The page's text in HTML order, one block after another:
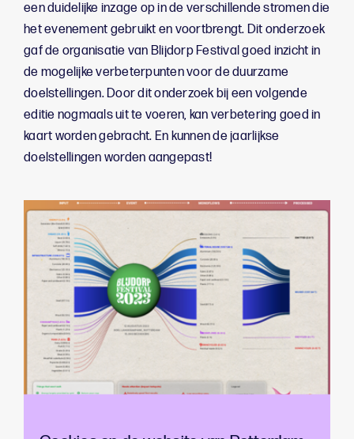
een duidelijke inzage op in de verschillende stromen die
het evenement gebruikt en voortbrengt. Dit onderzoek
gaf de organisatie van Blijdorp Festival goed inzicht in
de mogelijke verbeterpunten voor de duurzame
doelstellingen. Door dit onderzoek bij een volgende
editie nogmaals uit te voeren, kan verbetering goed in
kaart worden gebracht. En kunnen de jaarlijkse
doelstellingen worden aangepast!
BLIJDORP FESTIVAL 2023